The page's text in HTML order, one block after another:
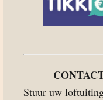
Stuur uw